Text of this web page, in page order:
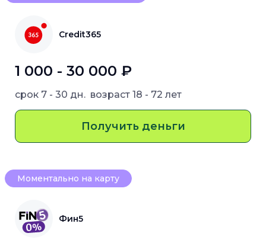
Credit365
1 000 - 30 000 ₽
срок 7 - 30 дн. возраст 18 - 72 лет
Получить деньги
Моментально на карту
Фин5